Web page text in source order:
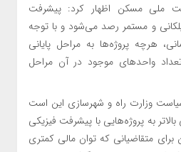
ملی مسکن اظهار کرد: پیشرفت
و مستمر رصد می‌شود و با توجه
هرچه پروژه‌ها به مراحل پایانی
واحدهای موجود در آن مراحل
وزارت راه و شهرسازی این است
به پروژه‌هایی با پیشرفت فیزیکی
متقاضیانی که توان مالی کمتری